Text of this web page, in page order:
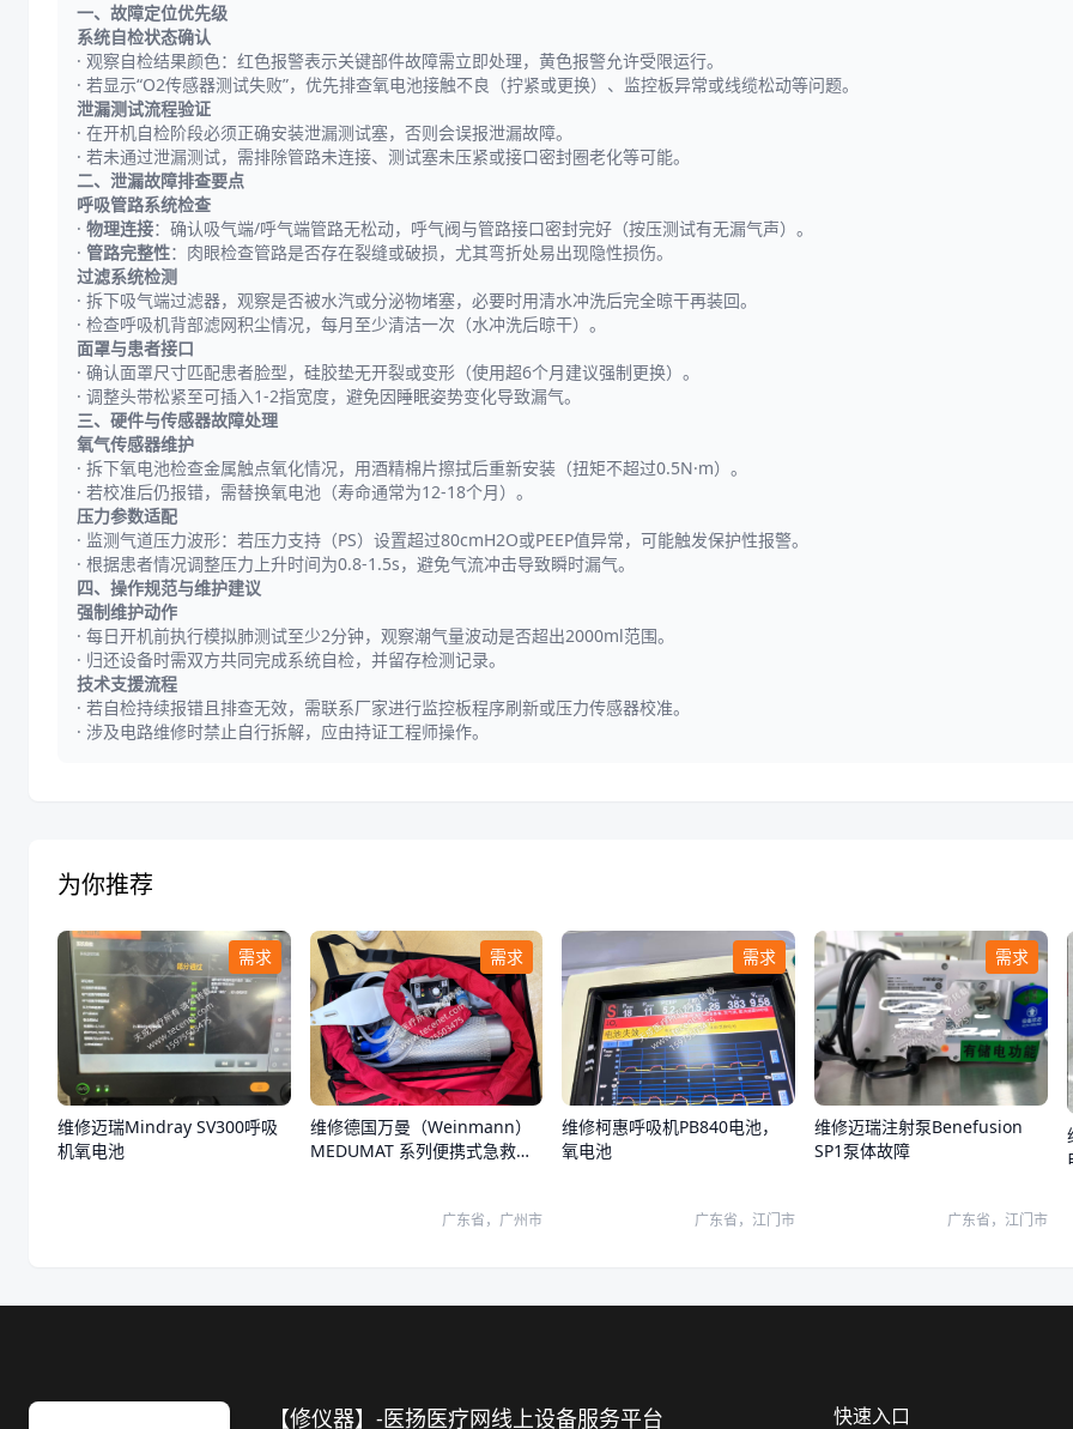
一、故障定位优先级
系统自检状态确认
· 观察自检结果颜色：红色报警表示关键部件故障需立即处理，黄色报警允许受限运行。
· 若显示“O2传感器测试失败”，优先排查氧电池接触不良（拧紧或更换）、监控板异常或线缆松动等问题。
泄漏测试流程验证
· 在开机自检阶段必须正确安装泄漏测试塞，否则会误报泄漏故障。
· 若未通过泄漏测试，需排除管路未连接、测试塞未压紧或接口密封圈老化等可能。
二、泄漏故障排查要点
呼吸管路系统检查
· 物理连接：确认吸气端/呼气端管路无松动，呼气阀与管路接口密封完好（按压测试有无漏气声）。
· 管路完整性：肉眼检查管路是否存在裂缝或破损，尤其弯折处易出现隐性损伤。
过滤系统检测
· 拆下吸气端过滤器，观察是否被水汽或分泌物堵塞，必要时用清水冲洗后完全晾干再装回。
· 检查呼吸机背部滤网积尘情况，每月至少清洁一次（水冲洗后晾干）。
面罩与患者接口
· 确认面罩尺寸匹配患者脸型，硅胶垫无开裂或变形（使用超6个月建议强制更换）。
· 调整头带松紧至可插入1-2指宽度，避免因睡眠姿势变化导致漏气。
三、硬件与传感器故障处理
氧气传感器维护
· 拆下氧电池检查金属触点氧化情况，用酒精棉片擦拭后重新安装（扭矩不超过0.5N·m）。
· 若校准后仍报错，需替换氧电池（寿命通常为12-18个月）。
压力参数适配
· 监测气道压力波形：若压力支持（PS）设置超过80cmH2O或PEEP值异常，可能触发保护性报警。
· 根据患者情况调整压力上升时间为0.8-1.5s，避免气流冲击导致瞬时漏气。
四、操作规范与维护建议
强制维护动作
· 每日开机前执行模拟肺测试至少2分钟，观察潮气量波动是否超出2000ml范围。
· 归还设备时需双方共同完成系统自检，并留存检测记录。
技术支援流程
· 若自检持续报错且排查无效，需联系厂家进行监控板程序刷新或压力传感器校准。
· 涉及电路维修时禁止自行拆解，应由持证工程师操作。
为你推荐
需求
维修迈瑞Mindray SV300呼吸
机氧电池
需求
维修德国万曼（Weinmann）
MEDUMAT 系列便携式急救转
广东省，广州市
需求
维修柯惠呼吸机PB840电池，
氧电池
广东省，江门市
需求
维修迈瑞注射泵Benefusion
SP1泵体故障
广东省，江门市
【修仪器】-医扬医疗网线上设备服务平台 快速入口